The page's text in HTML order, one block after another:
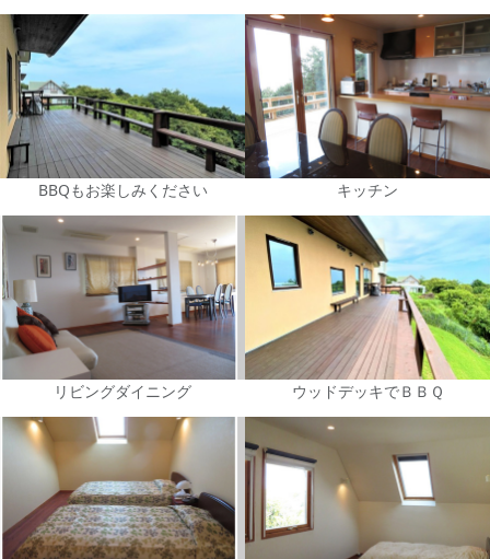
BBQもお楽しみください キッチン
リビングダイニング ウッドデッキでＢＢＱ